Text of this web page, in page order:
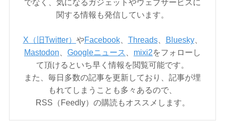
でなく、気になるガジェットやウェブサービスに
関する情報も発信しています。
X（旧Twitter） やFacebook、 Threads、 Bluesky、
Mastodon
Googleニュース mixi2をフォローし
て頂けるといち早く情報を閲覧可能です。
また、毎日多数の記事を更新しており、記事が埋
もれてしまうことも多々あるので、
RSS（Feedly）の購読もオススメします。